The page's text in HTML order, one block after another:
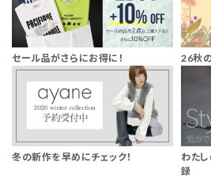
セール品がさらにお得に！ 26秋
冬の新作を早めにチェック！
わたし
録